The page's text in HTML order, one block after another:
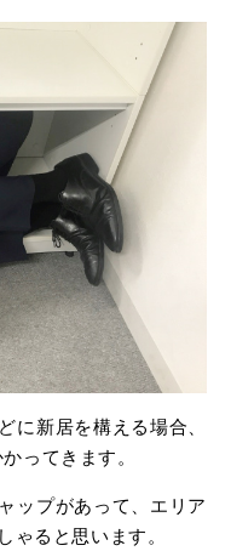
に新居を構える場合、
ってきます。
ップがあって、エリア
ゃると思います。